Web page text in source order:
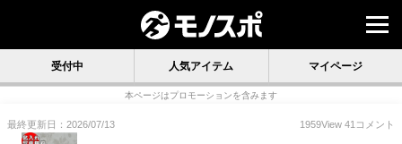
受付中 人気アイテム マイページ
本ページはプロモーションを含みます
最終更新日：2026/07/13 1959View 41 コメント